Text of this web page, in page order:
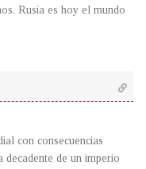
Rusia es hoy el mundo
con consecuencias
decadente de un imperio